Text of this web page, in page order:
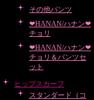
その他パンツ
❤HANAN/ハナン❤
チョリ
❤HANAN/ハナン❤
チョリ＆パンツセ
ット
ヒップスカーフ
スタンダード（コ